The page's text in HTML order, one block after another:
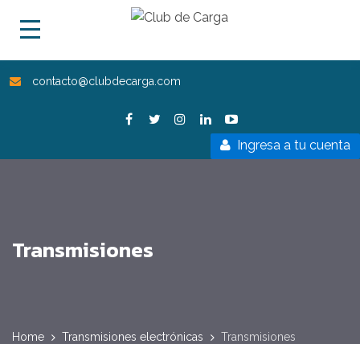
contacto@clubdecarga.com
Ingresa a tu cuenta
Transmisiones
Home Transmisiones electrónicas Transmisiones